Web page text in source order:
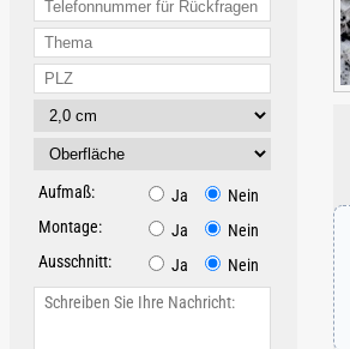
Aufmaß: Ja
Nein
Montage:
Ja
Nein
Ausschnitt:
Ja Nein